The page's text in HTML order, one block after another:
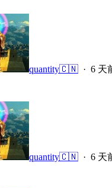
quantity🇨🇳 · 6 天
quantity🇨🇳 · 6 天